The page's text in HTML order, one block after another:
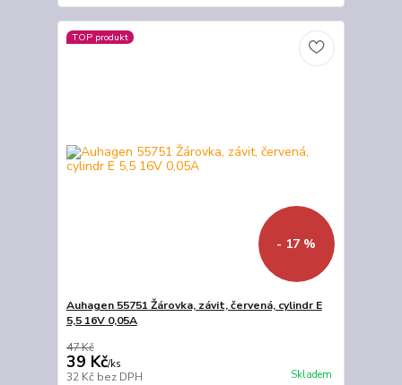
TOP produkt
- 17 %
Auhagen 55751 Žárovka, závit, červená, cylindr E
5,5 16V 0,05A
47 Kč
39 Kč/ks
32 Kč bez DPH Skladem